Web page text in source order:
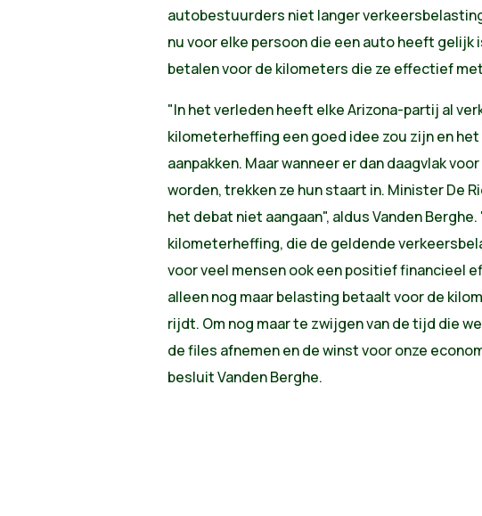
autobestuurders niet langer
nu voor elke persoon die een auto heeft gelijk
betalen voor de kilometers die ze effectief
"In het verleden heeft elke Arizona-partij al
kilometerheffing een goed idee zou zijn en
aanpakken. Maar wanneer er dan daagvlak
worden, trekken ze hun staart in. Minister De
het debat niet aangaan", aldus Vanden
kilometerheffing, die de geldende
voor veel mensen ook een positief financieel
alleen nog maar belasting betaalt voor de
rijdt. Om nog maar te zwijgen van de tijd die
de files afnemen en de winst voor onze
besluit Vanden Berghe.